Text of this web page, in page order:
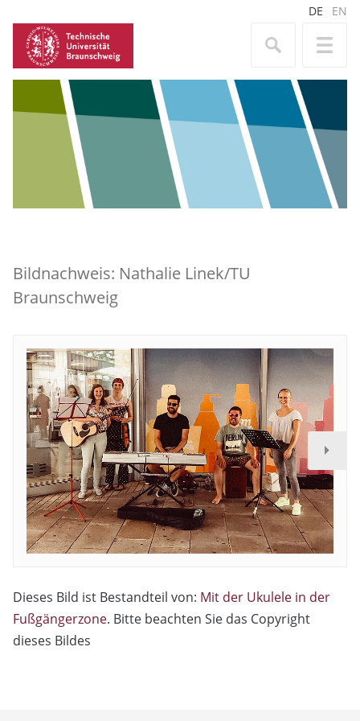
DE EN
Bildnachweis: Nathalie Linek/TU
Braunschweig
Dieses Bild ist Bestandteil von: Mit der Ukulele in der
Fußgängerzone. Bitte beachten Sie das Copyright
dieses Bildes